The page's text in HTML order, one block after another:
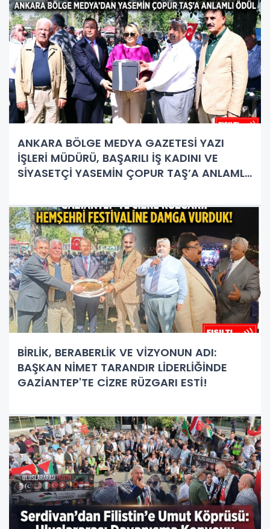
ANKARA BÖLGE MEDYA GAZETESİ YAZI
İŞLERİ MÜDÜRÜ, BAŞARILI İŞ KADINI VE
SİYASETÇİ YASEMİN ÇOPUR TAŞ’A ANLAMLI
BİRLİK, BERABERLİK VE VİZYONUN ADI:
BAŞKAN NİMET TARANDIR LİDERLİĞİNDE
GAZİANTEP'TE CİZRE RÜZGARI ESTİ!